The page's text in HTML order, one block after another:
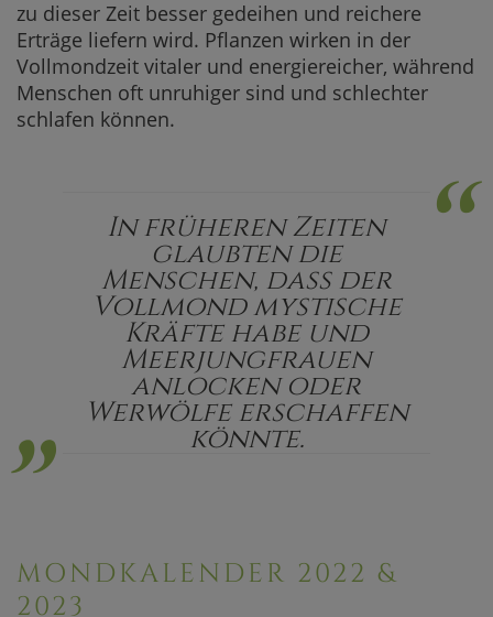
zu dieser Zeit besser gedeihen und reichere
Erträge liefern wird. Pflanzen wirken in der
Vollmondzeit vitaler und energiereicher, während
Menschen oft unruhiger sind und schlechter
schlafen können.
“
„
In früheren Zeiten
glaubten die
Menschen, dass der
Vollmond mystische
Kräfte habe und
Meerjungfrauen
anlocken oder
Werwölfe erschaffen
könnte.
MONDKALENDER 2022 &
2023